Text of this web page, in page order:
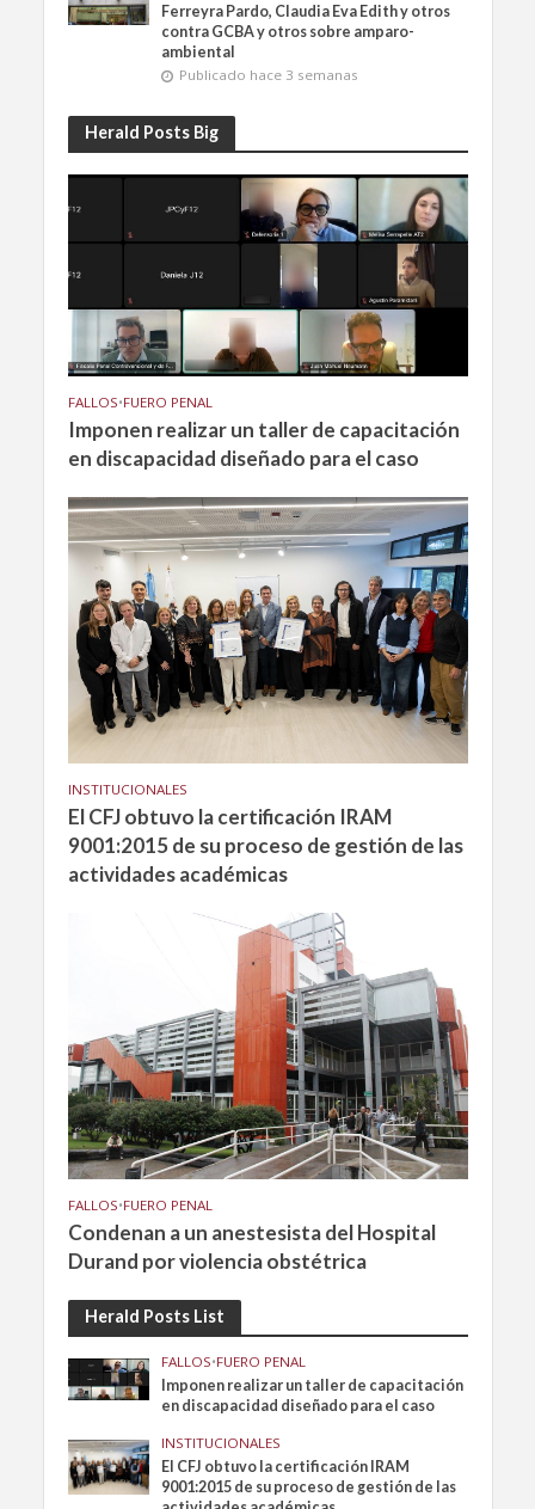
Ferreyra Pardo, Claudia Eva Edith y otros
contra GCBA y otros sobre amparo-
ambiental
Publicado hace 3 semanas
Herald Posts Big
FALLOS•FUERO PENAL
Imponen realizar un taller de capacitación
en discapacidad diseñado para el caso
INSTITUCIONALES
El CFJ obtuvo la certificación IRAM
9001:2015 de su proceso de gestión de las
actividades académicas
FALLOS•FUERO PENAL
Condenan a un anestesista del Hospital
Durand por violencia obstétrica
Herald Posts List
FALLOS•FUERO PENAL
Imponen realizar un taller de capacitación
en discapacidad diseñado para el caso
INSTITUCIONALES
El CFJ obtuvo la certificación IRAM
9001:2015 de su proceso de gestión de las